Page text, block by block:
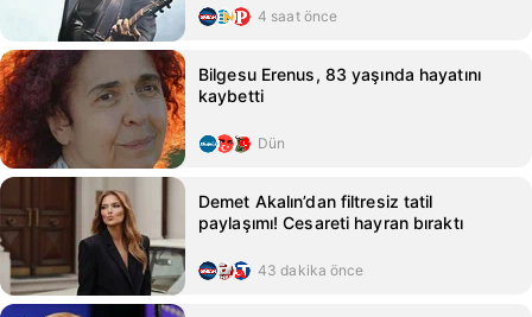
4 saat önce
Bilgesu Erenus, 83 yaşında hayatını
kaybetti
Dün
Demet Akalın’dan filtresiz tatil
paylaşımı! Cesareti hayran bıraktı
43 dakika önce